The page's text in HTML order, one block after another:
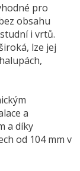
pro
obsahu
i vrtů.
lze jej
a
a díky
od 104 mm v